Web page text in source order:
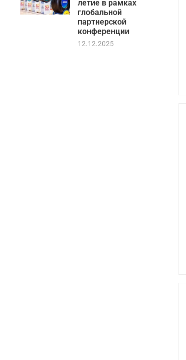
летие в рамках
глобальной
партнерской
конференции
12.12.2025